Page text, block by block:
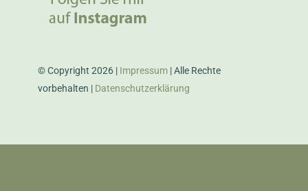
© Copyright 2026 | Impressum | Alle Rechte
vorbehalten | Datenschutzerklärung